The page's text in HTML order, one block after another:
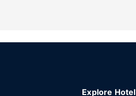
尺）的空间，包括会议场地和会议室。
Explore